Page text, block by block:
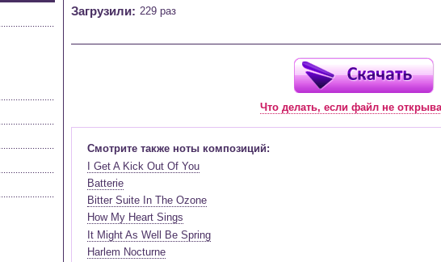
Загрузили: 229 раз
Что делать, если файл не
Смотрите также ноты композиций:
I Get A Kick Out Of You
Batterie
Bitter Suite In The Ozone
How My Heart Sings
It Might As Well Be Spring
Harlem Nocturne